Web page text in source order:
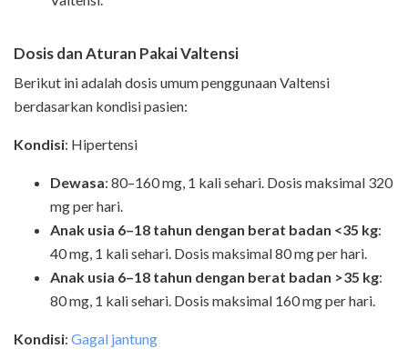
Dosis dan Aturan Pakai Valtensi
Berikut ini adalah dosis umum penggunaan Valtensi
berdasarkan kondisi pasien:
Kondisi: Hipertensi
Dewasa: 80–160 mg, 1 kali sehari. Dosis maksimal 320
mg per hari.
Anak usia 6–18 tahun dengan berat badan <35 kg:
40 mg, 1 kali sehari. Dosis maksimal 80 mg per hari.
Anak usia 6–18 tahun dengan berat badan >35 kg:
80 mg, 1 kali sehari. Dosis maksimal 160 mg per hari.
Kondisi: Gagal jantung